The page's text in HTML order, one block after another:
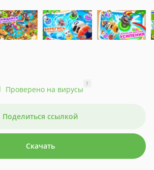
Проверено на вирусы
?
Поделиться ссылкой
Скачать